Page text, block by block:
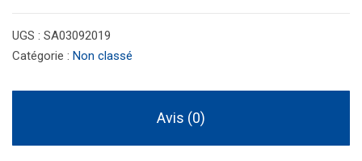
UGS : SA03092019
Catégorie : Non classé
Avis (0)